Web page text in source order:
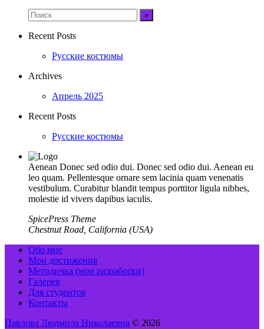
Recent Posts
Русские костюмы
Archives
Апрель 2025
Recent Posts
Русские костюмы
Aenean Donec sed odio dui. Donec sed odio dui. Aenean eu
leo quam. Pellentesque ornare sem lacinia quam venenatis
vestibulum. Curabitur blandit tempus porttitor ligula nibhes,
molestie id vivers dapibus iaculis.
SpicePress Theme
Chestnut Road, California (USA)
Обо мне
Мои достижения
Методичка (мои разработки)
Галерея
Для студентов
Контакты
Павлова Людмила Николаевна © 2026